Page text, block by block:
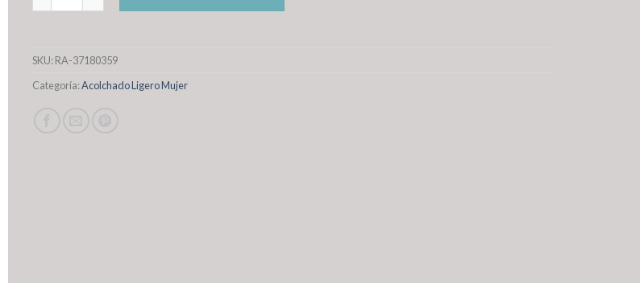
SKU:RA-37180359
Categoría:Acolchado Ligero Mujer